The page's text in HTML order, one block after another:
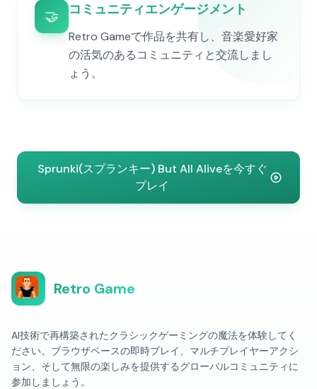
🤝 コミュニティエンゲージメント
Retro Gameで作品を共有し、音楽愛好家
の活気のあるコミュニティと交流しまし
ょう。
Sprunki(スプランキー) But All Aliveを今すぐ
プレイ
Retro Game
AI技術で再構築されたクラシックゲーミングの魔法を体験してく
ださい。ブラウザベースの即時プレイ、マルチプレイヤーアクシ
ョン、そして無限の楽しみを提供するグローバルコミュニティに
参加しましょう。